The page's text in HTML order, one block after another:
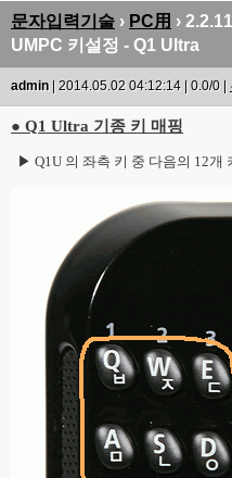
문자입력기술 › PC用 ›
UMPC 키설정 - Q1 Ultra
admin| 2014.05.02 04:12:14 | 0.0/0 |
● Q1 Ultra 기종 키 매핑
▶ Q1U 의 좌측 키 중 다음의 12개